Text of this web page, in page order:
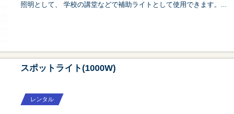
照明として、 学校の講堂などで補助ライトとして使用できます。...
スポットライト(1000W)
レンタル